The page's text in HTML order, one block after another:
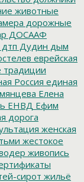
животные
дорожные
ДОСААФ
дтп Дудин дым
еврейская
традиции
Россия единая
Елена
ЕНВД Ефим
дорога
женская
жестокое
живопись
сирот жильё